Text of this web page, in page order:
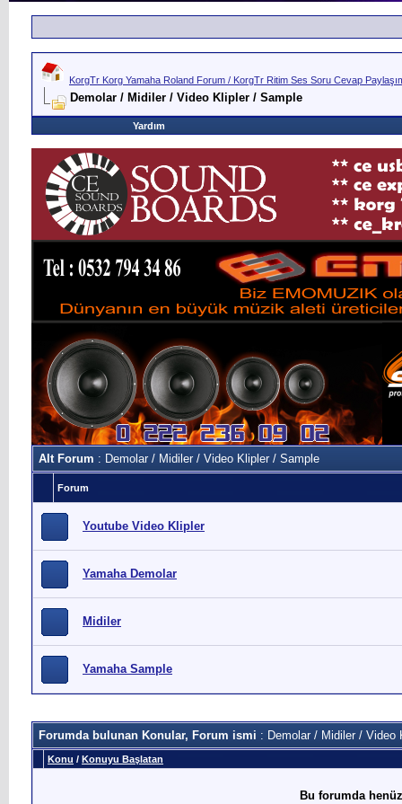
KorgTr Korg Yamaha Roland Forum / KorgTr Ritim Ses Soru Cevap
Demolar / Midiler / Video Klipler / Sample
Yardım
Alt Forum : Demolar / Midiler / Video Klipler / Sample
Forum
Youtube Video Klipler
Yamaha Demolar
Midiler
Yamaha Sample
Forumda bulunan Konular, Forum ismi : Demolar / Midiler / Video
Konu / Konuyu Başlatan
Bu forumda